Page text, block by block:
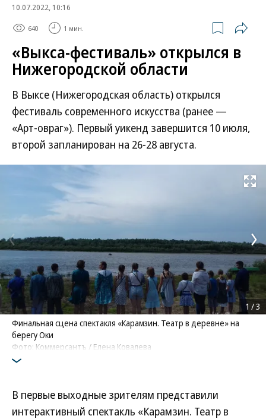
10.07.2022, 10:16
640 1 мин.
«Выкса-фестиваль» открылся в
Нижегородской области
В Выксе (Нижегородская область) открылся
фестиваль современного искусства (ранее —
«Арт-овраг»). Первый уикенд завершится 10 июля,
второй запланирован на 26-28 августа.
Развернуть
Финальная сцена спектакля «Карамзин. Театр в деревне» на
берегу Оки
Фото: Коммерсантъ / Елена Ковалева
1 /3
В первые выходные зрителям представили
интерактивный спектакль «Карамзин. Театр в